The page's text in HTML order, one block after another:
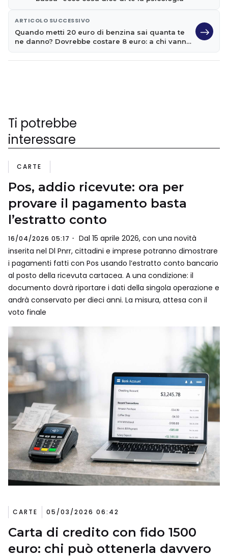
ARTICOLO SUCCESSIVO
Quando metti 20 euro di benzina sai quanta te
ne danno? Dovrebbe costare 8 euro: a chi vanno
Ti potrebbe
interessare
CARTE
Pos, addio ricevute: ora per
provare il pagamento basta
l’estratto conto
16/04/2026 05:17
Dal 15 aprile 2026, con una novità
inserita nel Dl Pnrr, cittadini e imprese potranno dimostrare
i pagamenti fatti con Pos usando l’estratto conto bancario
al posto della ricevuta cartacea. A una condizione: il
documento dovrà riportare i dati della singola operazione e
andrà conservato per dieci anni. La misura, attesa con il
voto finale
CARTE 05/03/2026 06:42
Carta di credito con fido 1500
euro: chi può ottenerla davvero